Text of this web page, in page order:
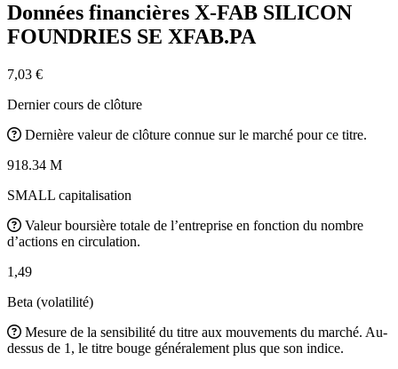
Données financières X-FAB SILICON
FOUNDRIES SE XFAB.PA
7,03 €
Dernier cours de clôture
Dernière valeur de clôture connue sur le marché pour ce titre.
918.34 M
SMALL capitalisation
Valeur boursière totale de l’entreprise en fonction du nombre
d’actions en circulation.
1,49
Beta (volatilité)
Mesure de la sensibilité du titre aux mouvements du marché. Au-
dessus de 1, le titre bouge généralement plus que son indice.